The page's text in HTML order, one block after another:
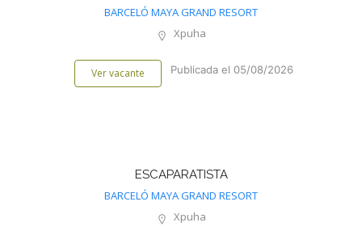
BARCELÓ MAYA GRAND RESORT
Xpuha
Ver vacante Publicada el 05/08/2026
ESCAPARATISTA
BARCELÓ MAYA GRAND RESORT
Xpuha